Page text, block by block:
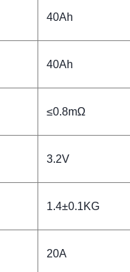
40Ah
40Ah
≤0.8mΩ
3.2V
1.4±0.1KG
20A